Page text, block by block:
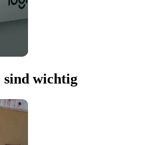
sind wichtig